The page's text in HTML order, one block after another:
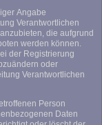
Angabe
Verantwortlichen
die aufgrund
werden können.
der Registrierung
oder
Verantwortlichen
Person
Daten